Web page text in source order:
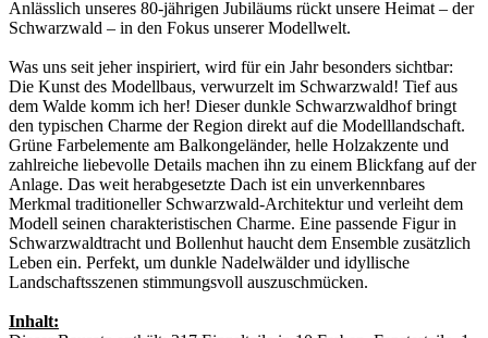
Anlässlich unseres 80-jährigen Jubiläums rückt unsere Heimat – der
Schwarzwald – in den Fokus unserer Modellwelt.
Was uns seit jeher inspiriert, wird für ein Jahr besonders sichtbar:
Die Kunst des Modellbaus, verwurzelt im Schwarzwald! Tief aus
dem Walde komm ich her! Dieser dunkle Schwarzwaldhof bringt
den typischen Charme der Region direkt auf die Modelllandschaft.
Grüne Farbelemente am Balkongeländer, helle Holzakzente und
zahlreiche liebevolle Details machen ihn zu einem Blickfang auf der
Anlage. Das weit herabgesetzte Dach ist ein unverkennbares
Merkmal traditioneller Schwarzwald-Architektur und verleiht dem
Modell seinen charakteristischen Charme. Eine passende Figur in
Schwarzwaldtracht und Bollenhut haucht dem Ensemble zusätzlich
Leben ein. Perfekt, um dunkle Nadelwälder und idyllische
Landschaftsszenen stimmungsvoll auszuschmücken.
Inhalt: